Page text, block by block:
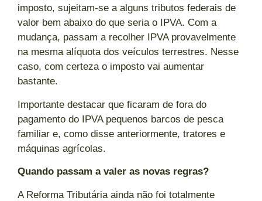
imposto, sujeitam-se a alguns tributos federais de
valor bem abaixo do que seria o IPVA. Com a
mudança, passam a recolher IPVA provavelmente
na mesma alíquota dos veículos terrestres. Nesse
caso, com certeza o imposto vai aumentar
bastante.
Importante destacar que ficaram de fora do
pagamento do IPVA pequenos barcos de pesca
familiar e, como disse anteriormente, tratores e
máquinas agrícolas.
Quando passam a valer as novas regras?
A Reforma Tributária ainda não foi totalmente